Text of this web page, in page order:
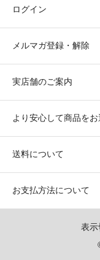
ログイン
メルマガ登録・解除
実店舗のご案内
より安心して商品を
送料について
お支払方法について
表示